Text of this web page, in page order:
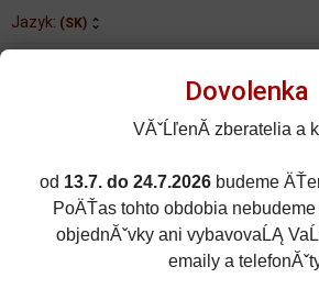
Jazyk: (SK)
Rozšírené
Porovnané (0)
Dovolenka
VĂˇĹľenĂ­ zberatelia a
od 13.7. do 24.7.2026budeme
PoÄŤas tohto obdobia nebudeme
objednĂˇvky ani vybavovaĹĄ
emaily a